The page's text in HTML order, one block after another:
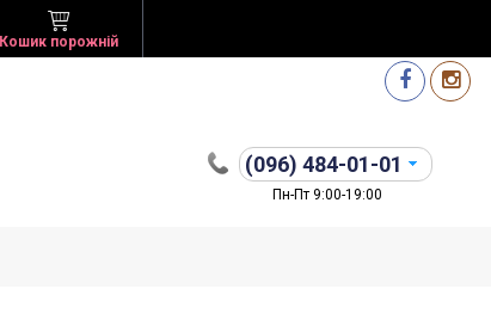
Кошик порожній
(096) 484-01-01
Пн-Пт 9:00-19:00